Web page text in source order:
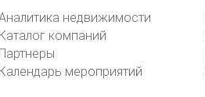
недвижимости
Каталог компаний
Партнеры
Календарь мероприятий